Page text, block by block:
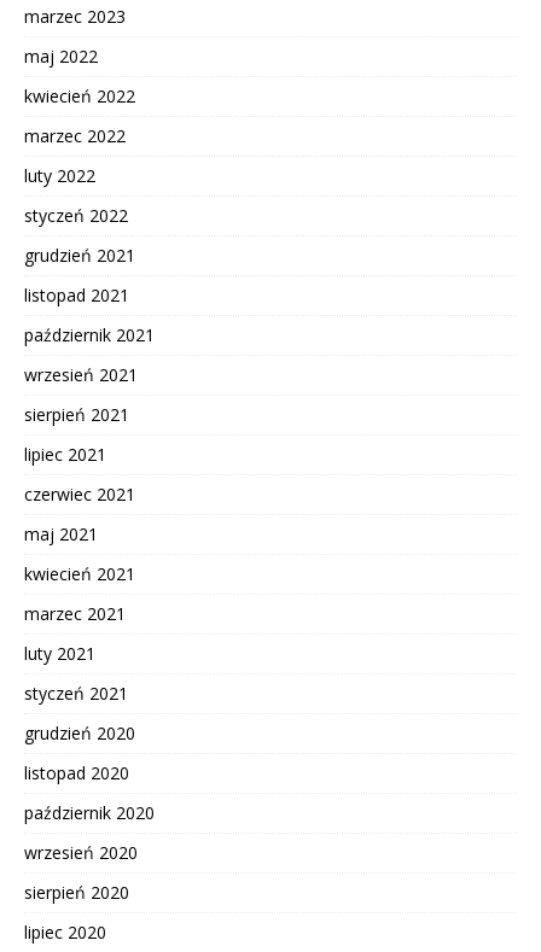
marzec 2023
maj 2022
kwiecień 2022
marzec 2022
luty 2022
styczeń 2022
grudzień 2021
listopad 2021
październik 2021
wrzesień 2021
sierpień 2021
lipiec 2021
czerwiec 2021
maj 2021
kwiecień 2021
marzec 2021
luty 2021
styczeń 2021
grudzień 2020
listopad 2020
październik 2020
wrzesień 2020
sierpień 2020
lipiec 2020